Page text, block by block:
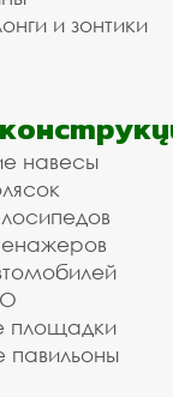
и зонтики
навесы
площадки
павильоны